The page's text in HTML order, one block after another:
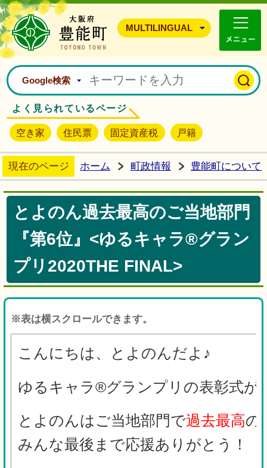
豊能町ホームページ
MULTILINGUAL
Google検索
よく見られているページ
空き家 住民票 固定資産税 戸籍
現在のページ ホーム 町政情報 豊能町について
とよのん過去最高のご当地部門
『第6位』<ゆるキャラ®グラン
プリ2020THE FINAL>
※表は横スクロールできます。
こんにちは、とよのんだよ♪
ゆるキャラ®️グランプリの表彰式が
とよのんはご当地部門で過去最高の
みんな最後まで応援ありがとう！